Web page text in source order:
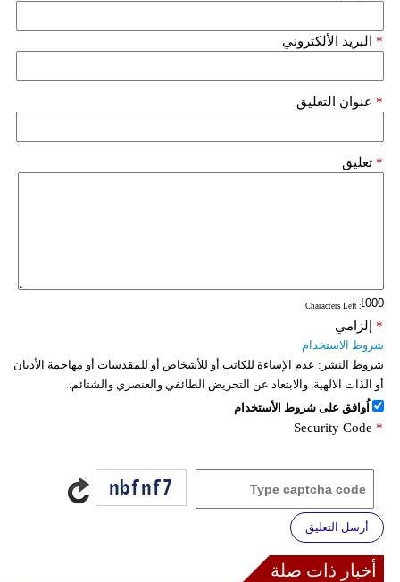
البريد الألكتروني *
عنوان التعليق *
تعليق *
: Characters Left
إلزامي *
شروط الاستخدام
شروط النشر: عدم الإساءة للكاتب أو للأشخاص أو للمقدسات أو مهاجمة الأديان
أو الذات الالهية. والابتعاد عن التحريض الطائفي والعنصري والشتائم.
اُوافق على شروط الأستخدام
Security Code *
أرسل التعليق
أخبار ذات صلة